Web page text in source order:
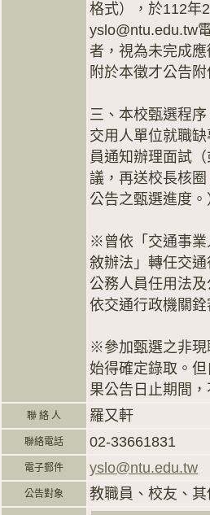
格式），於112年
yslo@ntu.edu.tw
者，視為未完成
附於本徵才公告
三、本校甄選程
交用人單位就職
員通知辦理面試
議，再送校長核
公告之甄選進度。
※曾依「交通事業
敘辦法」轉任交
公務人員任用法
依交通行政機關
※參加甄選之非現
始得確定錄取。
果公告日止期間
聯 絡 人 羅又軒
聯絡電話 02-33661831
電子郵件 yslo@ntu.edu.tw
公告對象 教職員、校友、其